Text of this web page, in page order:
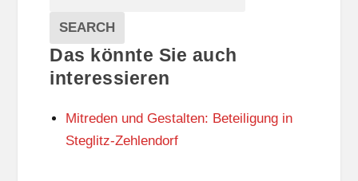
A
L
T
U
N
S
O
E
G
O
R
N
Veranstaltungen
SEARCH
Das könnte Sie auch
interessieren
Mitreden und Gestalten: Beteiligung in
Steglitz-Zehlendorf